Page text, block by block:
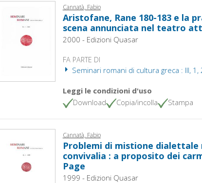
Cannatà, Fabio
Aristofane, Rane 180-183 e la
scena annunciata nel teatro
2000 - Edizioni Quasar
FA PARTE DI
Seminari romani di cultura greca : III, 1,
Leggi le condizioni d'uso
Download
Copia/incolla Stampa
Cannatà, Fabio
Problemi di mistione dialettale
convivalia : a proposito dei
Page
1999 - Edizioni Quasar